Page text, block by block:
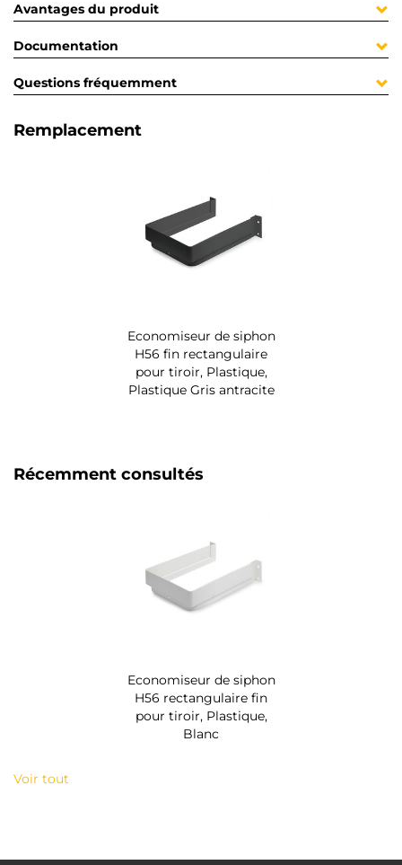
Avantages du produit
Documentation
Questions fréquemment
Remplacement
Economiseur de siphon
H56 fin rectangulaire
pour tiroir, Plastique,
Plastique Gris antracite
Récemment consultés
Economiseur de siphon
H56 rectangulaire fin
pour tiroir, Plastique,
Blanc
Voir tout